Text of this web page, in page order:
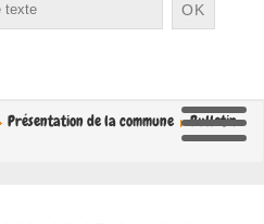
OK
Présentation de la commune
Bulletin